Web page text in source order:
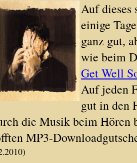
Auf dieses
einige
ganz gut,
wie beim
Get Well
Auf jeden
gut in den
die Musik beim
MP3-